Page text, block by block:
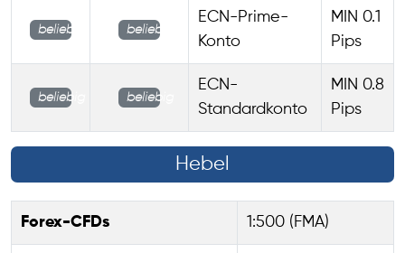
beliebig beliebig
ECN-Prime-
Konto
MIN 0.1
Pips
beliebig beliebig
ECN-
Standardkonto
MIN 0.8
Pips
Hebel
Forex-CFDs 1:500 (FMA)